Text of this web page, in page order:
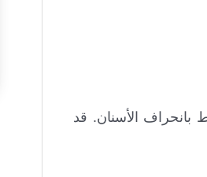
بانحراف الأسنان. قد